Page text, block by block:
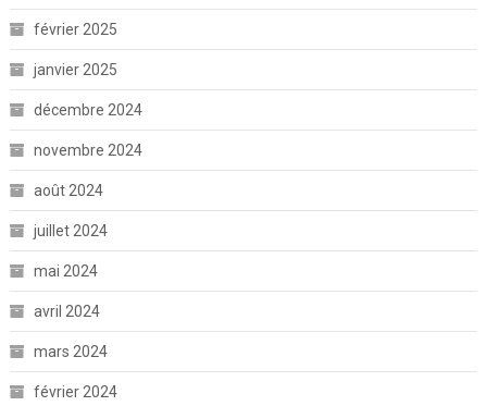
février 2025
janvier 2025
décembre 2024
novembre 2024
août 2024
juillet 2024
mai 2024
avril 2024
mars 2024
février 2024